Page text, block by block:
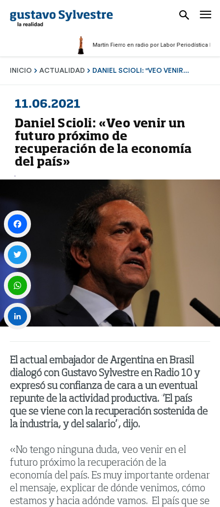
Martín Fierro en radio por Labor Periodística
INICIO ACTUALIDAD DANIEL SCIOLI: "VEO VENIR...
11.06.2021
Daniel Scioli: «Veo venir un
futuro próximo de
recuperación de la economía
del país»
El actual embajador de Argentina en Brasil
dialogó con Gustavo Sylvestre en Radio 10 y
expresó su confianza de cara a un eventual
repunte de la actividad productiva. “El país
que se viene con la recuperación sostenida de
la industria, y del salario”, dijo.
«No tengo ninguna duda, veo venir en el
futuro próximo la recuperación de la
economía del país. Es muy importante ordenar
el mensaje, explicar de dónde venimos, cómo
estamos y hacia adónde vamos. El país que se
Facebook
Twitter
WhatsApp